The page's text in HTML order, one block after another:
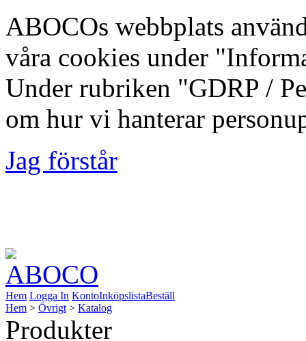
ABOCOs webbplats
våra cookies under
Under rubriken "GDRP /
om hur vi hanterar
Jag förstår
Hem Logga In KontoInköpslistaBeställ
Hem > Övrigt > Katalog
Produkter